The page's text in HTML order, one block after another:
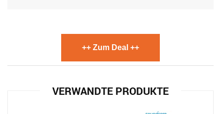
++ Zum Deal ++
VERWANDTE PRODUKTE